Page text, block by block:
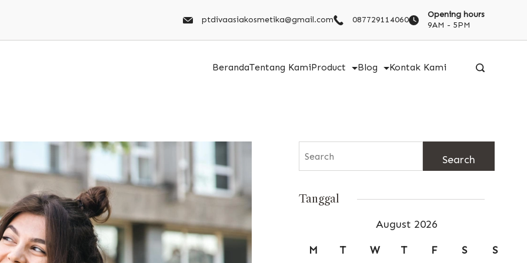
ptdivaasiakosmetika@gmail.com 087729114060
Opening hours
9AM - 5PM
BerandaTentang KamiProduct Blog Kontak Kami
Search
for:
Tanggal
August 2026
M
T W T F S S